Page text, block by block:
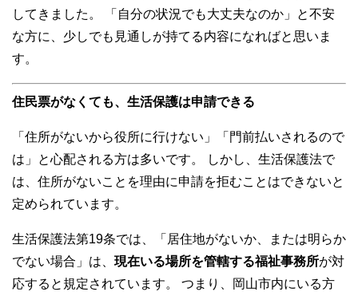
してきました。 「自分の状況でも大丈夫なのか」と不安
な方に、少しでも見通しが持てる内容になればと思いま
す。
住民票がなくても、生活保護は申請できる
「住所がないから役所に行けない」「門前払いされるので
は」と心配される方は多いです。 しかし、生活保護法で
は、住所がないことを理由に申請を拒むことはできないと
定められています。
生活保護法第19条では、「居住地がないか、または明らか
でない場合」は、 現在いる場所を管轄する福祉事務所が対
応すると規定されています。 つまり、岡山市内にいる方